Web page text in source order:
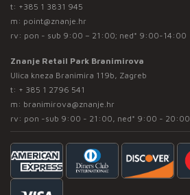
t: +385 1 3831 945
m: point@znanje.hr
rv: pon - sub 9:00 – 21:00; ned* 9:00-14:00
Znanje Retail Park Branimirova
Ulica kneza Branimira 119b, Zagreb
t: + 385 1 2796 541
m: branimirova@znanje.hr
rv: pon -sub 9:00 - 21:00, ned* 9:00 - 20:00